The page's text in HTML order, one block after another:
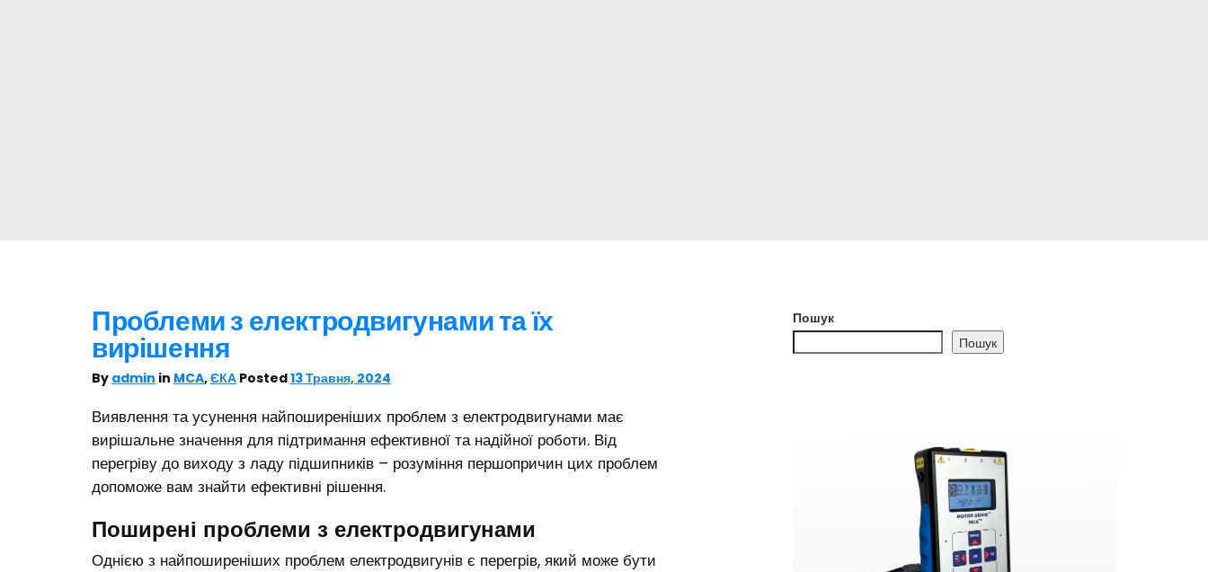
Проблеми з електродвигунами та їх
вирішення
By admin in MCA,ЄКА Posted13 Травня, 2024
Виявлення та усунення найпоширеніших проблем з електродвигунами має
вирішальне значення для підтримання ефективної та надійної роботи. Від
перегріву до виходу з ладу підшипників – розуміння першопричин цих проблем
допоможе вам знайти ефективні рішення.
Поширені проблеми з електродвигунами
Однією з найпоширеніших проблем електродвигунів є перегрів, який може бути
Пошук
Пошук